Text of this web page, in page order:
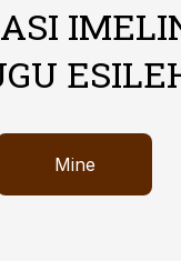
Mine